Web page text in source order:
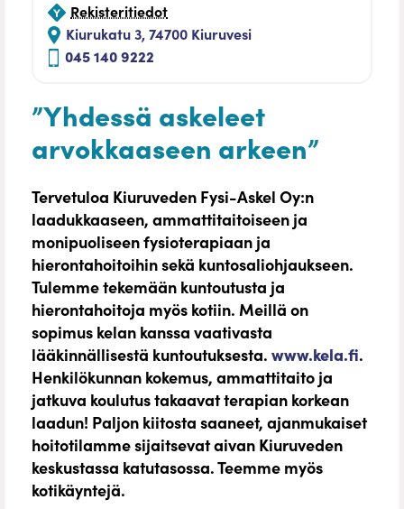
Kiurukatu 3, 74700 Kiuruvesi
045 140 9222
Rekisteritiedot
”Yhdessä askeleet
arvokkaaseen arkeen”
Tervetuloa Kiuruveden Fysi-Askel Oy:n
laadukkaaseen, ammattitaitoiseen ja
monipuoliseen fysioterapiaan ja
hierontahoitoihin sekä kuntosaliohjaukseen.
Tulemme tekemään kuntoutusta ja
hierontahoitoja myös kotiin. Meillä on
sopimus kelan kanssa vaativasta
lääkinnällisestä kuntoutuksesta. www.kela.fi.
Henkilökunnan kokemus, ammattitaito ja
jatkuva koulutus takaavat terapian korkean
laadun! Paljon kiitosta saaneet, ajanmukaiset
hoitotilamme sijaitsevat aivan Kiuruveden
keskustassa katutasossa. Teemme myös
kotikäyntejä.